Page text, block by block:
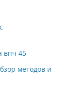
впч 45
методов и